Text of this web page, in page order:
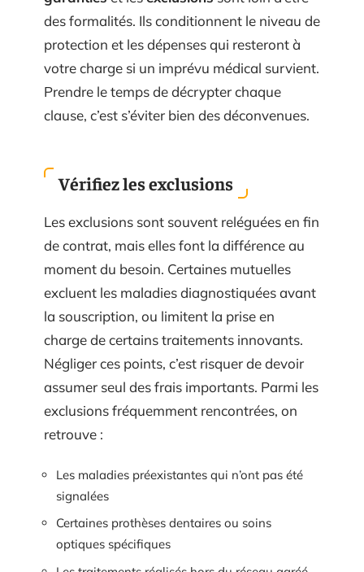
des formalités. Ils conditionnent le niveau de
protection et les dépenses qui resteront à
votre charge si un imprévu médical survient.
Prendre le temps de décrypter chaque
clause, c’est s’éviter bien des déconvenues.
Vérifiez les exclusions
Les exclusions sont souvent reléguées en fin
de contrat, mais elles font la différence au
moment du besoin. Certaines mutuelles
excluent les maladies diagnostiquées avant
la souscription, ou limitent la prise en
charge de certains traitements innovants.
Négliger ces points, c’est risquer de devoir
assumer seul des frais importants. Parmi les
exclusions fréquemment rencontrées, on
retrouve :
Les maladies préexistantes qui n’ont pas été
signalées
Certaines prothèses dentaires ou soins
optiques spécifiques